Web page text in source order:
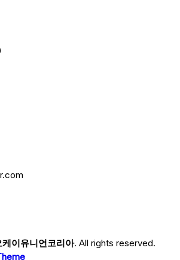
케이유니언코리아. All rights reserved.